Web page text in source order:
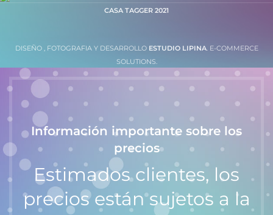
CASA TAGGER 2021
DISEÑO , FOTOGRAFIA Y DESARROLLO ESTUDIO LIPINA. E-COMMERCE
SOLUTIONS.
Información importante sobre los
precios
Estimados clientes, los
precios están sujetos a la